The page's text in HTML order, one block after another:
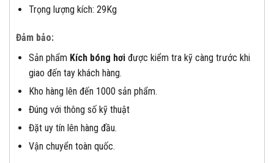
Trọng lượng kích: 29Kg
Đảm bảo:
Sản phẩm Kích bóng hơi được kiểm tra kỹ càng trước khi
giao đến tay khách hàng.
Kho hàng lên đến 1000 sản phẩm.
Đúng với thông số kỹ thuật
Đặt uy tín lên hàng đầu.
Vận chuyển toàn quốc.